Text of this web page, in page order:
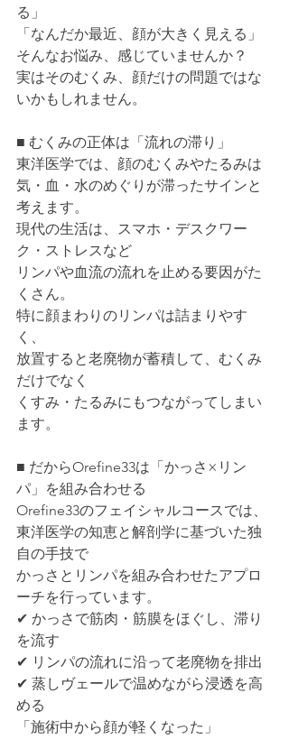
る」
「なんだか最近、顔が大きく見える」
そんなお悩み、感じていませんか？
実はそのむくみ、顔だけの問題ではな
いかもしれません。
■ むくみの正体は「流れの滞り」
東洋医学では、顔のむくみやたるみは
気・血・水のめぐりが滞ったサインと
考えます。
現代の生活は、スマホ・デスクワー
ク・ストレスなど
リンパや血流の流れを止める要因がた
くさん。
特に顔まわりのリンパは詰まりやす
く、
放置すると老廃物が蓄積して、むくみ
だけでなく
くすみ・たるみにもつながってしまい
ます。
■ だからOrefine33は「かっさ×リン
パ」を組み合わせる
Orefine33のフェイシャルコースでは、
東洋医学の知恵と解剖学に基づいた独
自の手技で
かっさとリンパを組み合わせたアプロ
ーチを行っています。
✔ かっさで筋肉・筋膜をほぐし、滞り
を流す
✔ リンパの流れに沿って老廃物を排出
✔ 蒸しヴェールで温めながら浸透を高
める
「施術中から顔が軽くなった」